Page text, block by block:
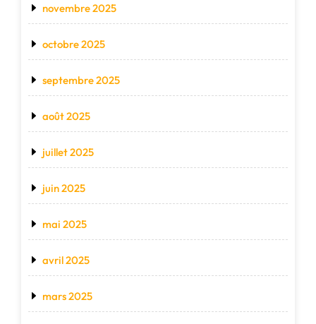
novembre 2025
octobre 2025
septembre 2025
août 2025
juillet 2025
juin 2025
mai 2025
avril 2025
mars 2025